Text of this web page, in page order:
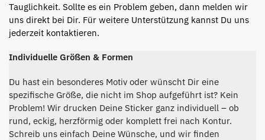
Tauglichkeit. Sollte es ein Problem geben, dann melden wir
uns direkt bei Dir. Für weitere Unterstützung kannst Du uns
jederzeit kontaktieren.
Individuelle Größen & Formen
Du hast ein besonderes Motiv oder wünscht Dir eine
spezifische Größe, die nicht im Shop aufgeführt ist? Kein
Problem! Wir drucken Deine Sticker ganz individuell – ob
rund, eckig, herzförmig oder komplett frei nach Kontur.
Schreib uns einfach Deine Wünsche, und wir finden